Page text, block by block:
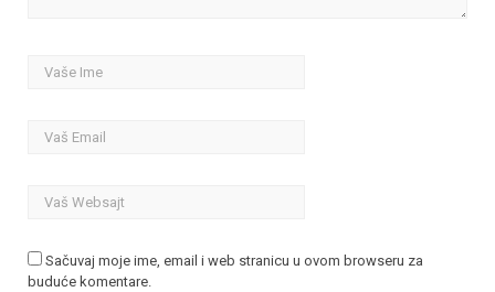
Sačuvaj moje ime, email i web stranicu u ovom browseru za
buduće komentare.